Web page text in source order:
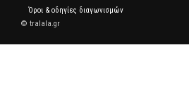
Όροι & οδηγίες διαγωνισμών
© tralala.gr